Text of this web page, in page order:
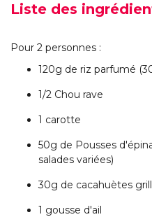
Liste des
Pour 2 personnes :
120g de riz parfumé
1/2 Chou rave
1 carotte
50g de Pousses
salades variées)
30g de cacahuètes
1 gousse d'ail